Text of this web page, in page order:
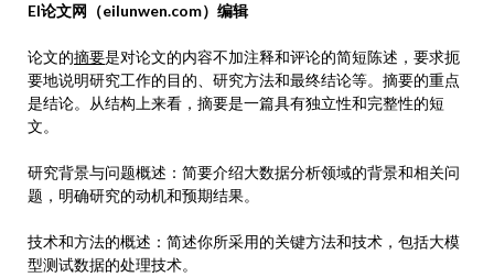
EI论文网（eilunwen.com）编辑
论文的摘要是对论文的内容不加注释和评论的简短陈述，要求扼
要地说明研究工作的目的、研究方法和最终结论等。摘要的重点
是结论。从结构上来看，摘要是一篇具有独立性和完整性的短
文。
研究背景与问题概述：简要介绍大数据分析领域的背景和相关问
题，明确研究的动机和预期结果。
技术和方法的概述：简述你所采用的关键方法和技术，包括大模
型测试数据的处理技术。